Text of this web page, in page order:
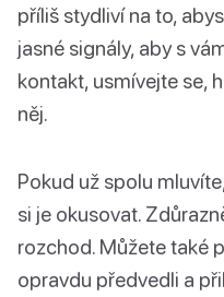
příliš stydliví na to,
jasné signály, aby s
kontakt, usmívejte se,
něj.
Pokud už spolu
si je okusovat.
rozchod. Můžete také
opravdu předvedli a